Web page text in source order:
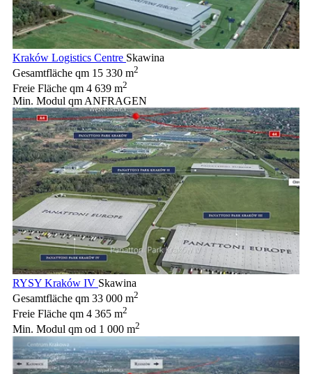
Kraków Logistics Centre Skawina
Gesamtfläche qm 15 330 m2
Freie Fläche qm 4 639 m2
Min. Modul qm ANFRAGEN
RYSY Kraków IV Skawina
Gesamtfläche qm 33 000 m2
Freie Fläche qm 4 365 m2
Min. Modul qm od 1 000 m2